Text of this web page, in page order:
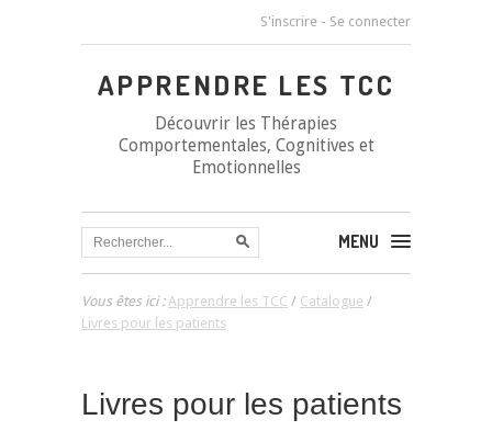
S'inscrire - Se connecter
APPRENDRE LES TCC
Découvrir les Thérapies
Comportementales, Cognitives et
Emotionnelles
MENU
Vous êtes ici :Apprendre les TCC / Catalogue /
Livres pour les patients
Livres pour les patients